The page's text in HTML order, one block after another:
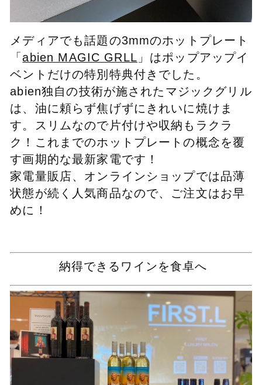
メディアでも話題の3mmのホットプレート
「abien MAGIC GRLL 」はポップアップイ
ベントだけの特別特典付きでした。
abien独自の技術が施されたマジックグリル
は、油に頼らず焦げずにきれいに焼けま
す。スリムなので片付けや収納もラクラ
ク！これまでのホットプレートの概念を覆
す画期的な最新家電です！
家電量販店、オンラインショップでは品薄
状態が続く人気商品なので、ご注文はお早
めに！
納得できるワインを食卓へ